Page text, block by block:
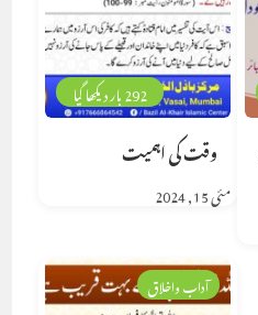
292 بار دیکھا گیا
وقت کی اہمیت
مئی 15, 2024
آداب واخلاق